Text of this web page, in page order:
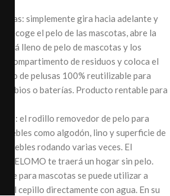
simplemente gira hacia adelante y
recoge el pelo de las mascotas, abre la
lleno de pelo de mascotas y los
compartimento de residuos y coloca el
de pelusas 100% reutilizable para
o baterías. Producto rentable para
el rodillo removedor de pelo para
como algodón, lino y superficie de
rodando varias veces. El
DELOMO te traerá un hogar sin pelo.
para mascotas se puede utilizar a
del cepillo directamente con agua. En su